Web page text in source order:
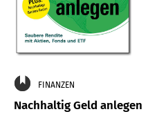
FINANZEN
Nachhaltig Geld anlegen